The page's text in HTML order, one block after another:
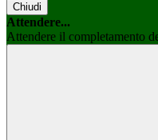
Chiudi
Attendere...
Attendere il completamento